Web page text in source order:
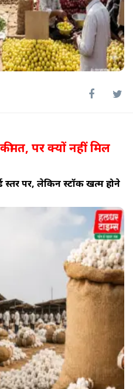
पर क्यों नहीं मिल
स्तर पर, लेकिन स्टॉक खत्म होने